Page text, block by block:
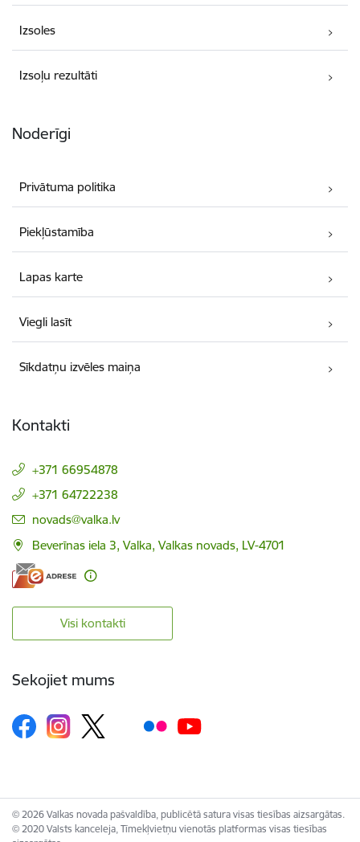
Izsoles
Izsoļu rezultāti
Noderīgi
Privātuma politika
Piekļūstamība
Lapas karte
Viegli lasīt
Sīkdatņu izvēles maiņa
Kontakti
+371 66954878
+371 64722238
E-pasts:
novads@valka.lv
Beverīnas iela 3, Valka, Valkas novads, LV-4701
Visi kontakti
Sekojiet mums
© 2026 Valkas novada pašvaldība, publicētā satura visas tiesības aizsargātas.
© 2020 Valsts kanceleja, Tīmekļvietņu vienotās platformas visas tiesības